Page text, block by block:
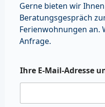
Gerne bieten wir
Beratungsgespräch
Ferienwohnungen an.
Anfrage.
Ihre E-Mail-Adresse